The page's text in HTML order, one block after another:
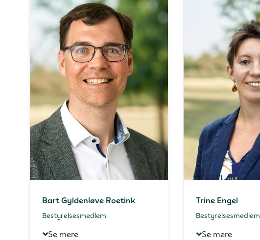
Bart Gyldenløve Roetink
Bestyrelsesmedlem
Se mere
Trine Engel
Bestyrelsesmedlem
Se mere